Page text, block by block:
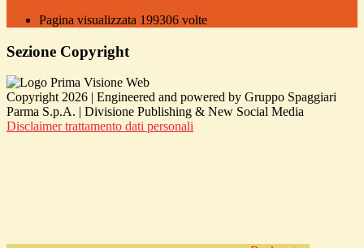
Pagina visualizzata 199306 volte
Sezione Copyright
Copyright 2026 | Engineered and powered by Gruppo Spaggiari
Parma S.p.A. | Divisione Publishing & New Social Media
Disclaimer trattamento dati personali